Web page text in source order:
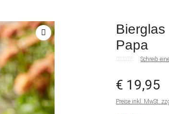
Papa
Schreib
€ 19,95
Preise inkl. MwSt.